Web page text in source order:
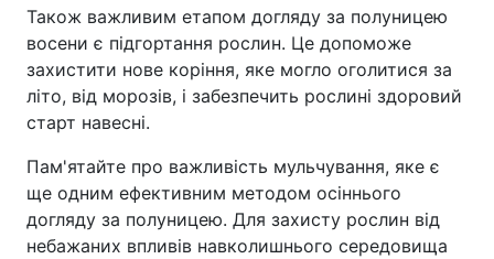
Також важливим етапом догляду за полуницею
восени є підгортання рослин. Це допоможе
захистити нове коріння, яке могло оголитися за
літо, від морозів, і забезпечить рослині здоровий
старт навесні.
Пам'ятайте про важливість мульчування, яке є
ще одним ефективним методом осіннього
догляду за полуницею. Для захисту рослин від
небажаних впливів навколишнього середовища